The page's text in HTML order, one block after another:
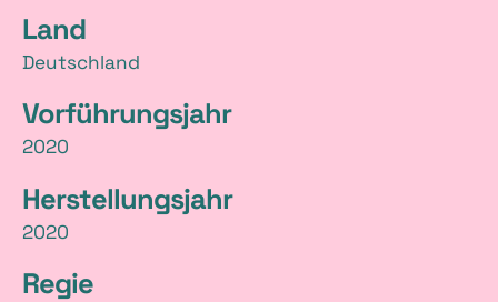
t
a
i
l
s
Land
Deutschland
Vorführungsjahr
2020
Herstellungsjahr
2020
Regie